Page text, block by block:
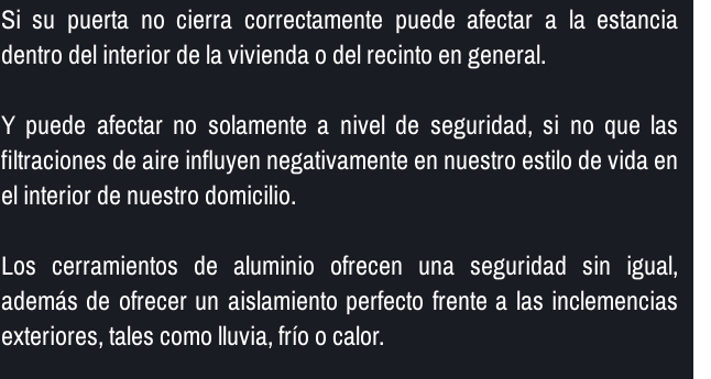
Si su puerta no cierra correctamente puede afectar a la estancia
dentro del interior de la vivienda o del recinto en general.
Y puede afectar no solamente a nivel de seguridad, si no que las
filtraciones de aire influyen negativamente en nuestro estilo de vida en
el interior de nuestro domicilio.
Los cerramientos de aluminio ofrecen una seguridad sin igual,
además de ofrecer un aislamiento perfecto frente a las inclemencias
exteriores, tales como lluvia, frí­o o calor.